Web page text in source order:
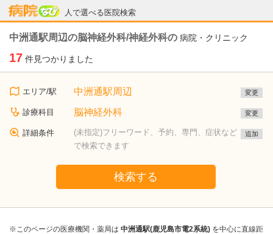
人で選べる医院検索
病院なび
中洲通駅周辺の脳神経外科/神経外科の 病院・クリニック
17 件見つかりました
エリア/駅 中洲通駅周辺 変更
診療科目 脳神経外科 変更
詳細条件
(未指定)フリーワード、予約、専門、症状など
で検索できます
追加
検索する
※このページの医療機関・薬局は 中洲通駅(鹿児島市電2系統) を中心に直線距